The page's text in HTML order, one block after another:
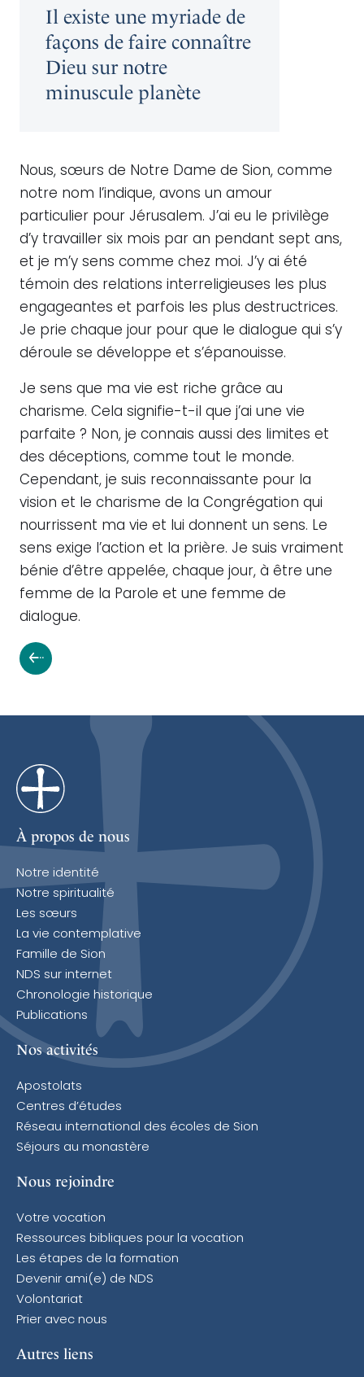
Il existe une myriade de
façons de faire connaître
Dieu sur notre
minuscule planète
Nous, sœurs de Notre Dame de Sion, comme
notre nom l’indique, avons un amour
particulier pour Jérusalem. J’ai eu le privilège
d’y travailler six mois par an pendant sept ans,
et je m’y sens comme chez moi. J’y ai été
témoin des relations interreligieuses les plus
engageantes et parfois les plus destructrices.
Je prie chaque jour pour que le dialogue qui s’y
déroule se développe et s’épanouisse.
Je sens que ma vie est riche grâce au
charisme. Cela signifie-t-il que j’ai une vie
parfaite ? Non, je connais aussi des limites et
des déceptions, comme tout le monde.
Cependant, je suis reconnaissante pour la
vision et le charisme de la Congrégation qui
nourrissent ma vie et lui donnent un sens. Le
sens exige l’action et la prière. Je suis vraiment
bénie d’être appelée, chaque jour, à être une
femme de la Parole et une femme de
dialogue.
À propos de nous
Notre identité
Notre spiritualité
Les sœurs
La vie contemplative
Famille de Sion
NDS sur internet
Chronologie historique
Publications
Nos activités
Apostolats
Centres d’études
Réseau international des écoles de Sion
Séjours au monastère
Nous rejoindre
Votre vocation
Ressources bibliques pour la vocation
Les étapes de la formation
Devenir ami(e) de NDS
Volontariat
Prier avec nous
Autres liens